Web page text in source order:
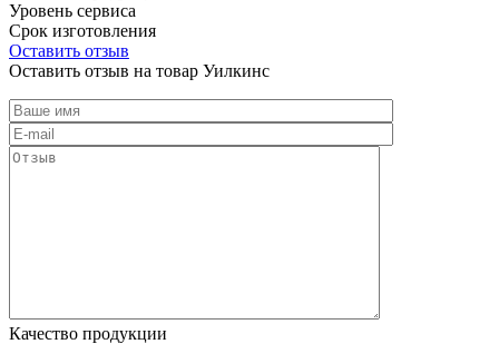
Уровень сервиса
Срок изготовления
Оставить отзыв
Оставить отзыв на товар Уилкинс
Качество продукции